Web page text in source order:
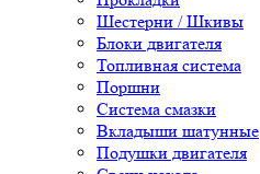
Шестерни / Шкивы
Блоки двигателя
Топливная система
Поршни
Система смазки
Вкладыши шатунные
Подушки двигателя